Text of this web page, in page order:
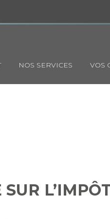
NOS SERVICES VOS